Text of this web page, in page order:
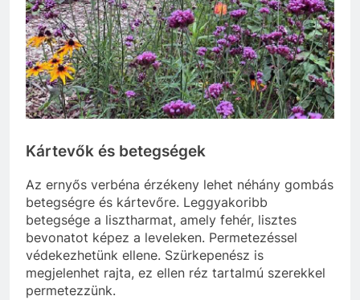
Kártevők és betegségek
Az ernyős verbéna érzékeny lehet néhány gombás
betegségre és kártevőre. Leggyakoribb
betegsége a lisztharmat, amely fehér, lisztes
bevonatot képez a leveleken. Permetezéssel
védekezhetünk ellene. Szürkepenész is
megjelenhet rajta, ez ellen réz tartalmú szerekkel
permetezzünk.